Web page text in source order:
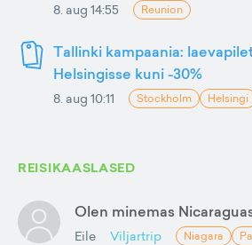
8. aug 14:55 Reunion
Tallinki kampaania:
Helsingisse kuni -30%
8. aug 10:11 Stockholm Helsingi
REISIKAASLASED
Olen minemas
Eile Viljartrip Niagara